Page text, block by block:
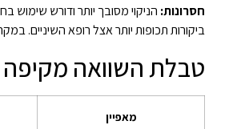
חסרונות:
ביקורות תכופות יותר אצל רופא השיניים.
טבלת השוואה מקיפה
מאפיין